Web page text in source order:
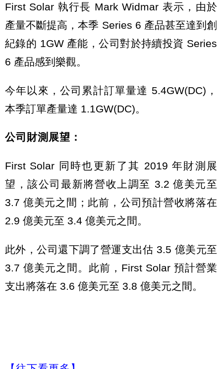
First Solar 執行長 Mark Widmar 表示，由於
產量不斷提高，本季 Series 6 產品甚至達到創
紀錄的 1GW 產能，公司對於持續投資 Series
6 產品感到樂觀。
今年以來，公司累計訂單量達 5.4GW(DC)，
本季訂單產量達 1.1GW(DC)。
公司財測展望：
First Solar 同時也更新了其 2019 年財測展
望，該公司最新將營收上調至 3.2 億美元至
3.7 億美元之間；此前，公司預計營收將落在
2.9 億美元至 3.4 億美元之間。
此外，公司還下調了營運支出估 3.5 億美元至
3.7 億美元之間。此前，First Solar 預計營業
支出將落在 3.6 億美元至 3.8 億美元之間。